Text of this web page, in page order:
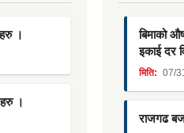
।
।
बिमाको
इकाई दर
मिति: 07/
राजगढ